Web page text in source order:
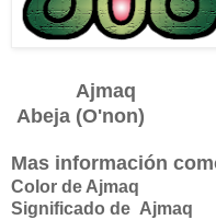
Abeja (O'non)
Mas información
Color de Ajmaq
Significado de Ajmaq